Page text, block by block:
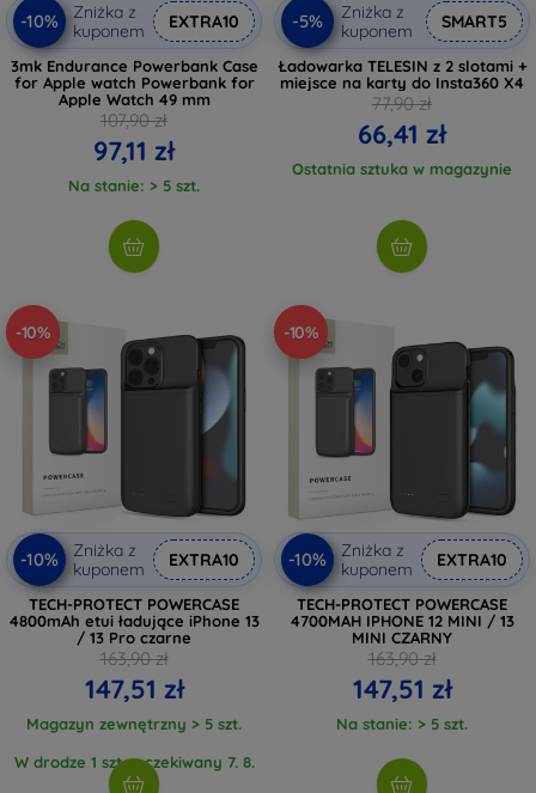
-10%
Zniżka z
kuponem
EXTRA10
3mk Endurance Powerbank Case
for Apple watch Powerbank for
Apple Watch 49 mm
107,90 zł
97,11 zł
Na stanie: > 5 szt.
-5%
Zniżka z
kuponem
SMART5
Ładowarka TELESIN z 2 slotami +
miejsce na karty do Insta360 X4
77,90 zł
66,41 zł
Ostatnia sztuka w magazynie
-10%
-10%
Zniżka z
kuponem
EXTRA10
TECH-PROTECT POWERCASE
4800mAh etui ładujące iPhone 13
/ 13 Pro czarne
163,90 zł
147,51 zł
Magazyn zewnętrzny > 5 szt.
W drodze 1 szt., oczekiwany 7. 8.
2026
-10%
-10%
Zniżka z
kuponem
EXTRA10
TECH-PROTECT POWERCASE
4700MAH IPHONE 12 MINI / 13
MINI CZARNY
163,90 zł
147,51 zł
Na stanie: > 5 szt.